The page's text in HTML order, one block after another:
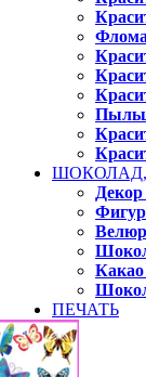
Какао
ПЕЧАТЬ